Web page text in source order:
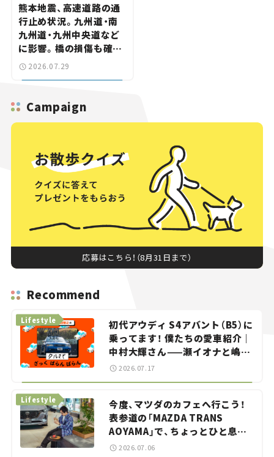
熊本地震、高速道路の通
行止め状況。九州道・南
九州道・九州中央道など
に影響。橋の損傷も確認
【道路のニュース】
2026.07.29
Campaign
応募はこちら！（8月31日まで）
Recommend
初代アウディ S4アバント（B5）に
乗ってます！ 僕たちの愛車紹介｜
中村大輝さん——瀬イオナと嶋田
智之の「クルマでざっくばらんば
Lifestyle
2026.07.17
今度、マツダのカフェへ行こう！
表参道の「MAZDA TRANS
AOYAMA」で、ちょっとひと息。
——連載｜CCGとクルマでどうす
Lifestyle
2026.07.06